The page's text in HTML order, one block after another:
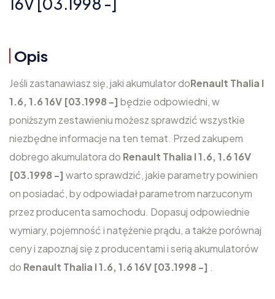
Opis
Jeśli zastanawiasz się, jaki akumulator doRenault Thalia I
1.6, 1.6 16V [03.1998 -] będzie odpowiedni, w
poniższym zestawieniu możesz sprawdzić wszystkie
niezbędne informacje na ten temat. Przed zakupem
dobrego akumulatora do Renault Thalia I 1.6, 1.6 16V
[03.1998 -] warto sprawdzić, jakie parametry powinien
on posiadać, by odpowiadał parametrom narzuconym
przez producenta samochodu. Dopasuj odpowiednie
wymiary, pojemność i natężenie prądu, a także porównaj
ceny i zapoznaj się z producentami i serią akumulatorów
do Renault Thalia I 1.6, 1.6 16V [03.1998 -] .